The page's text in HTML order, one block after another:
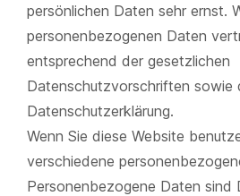
persönlichen Daten sehr ernst.
personenbezogenen Daten
entsprechend der gesetzlichen
Datenschutzvorschriften sowie
Datenschutzerklärung.
Wenn Sie diese Website
verschiedene
Personenbezogene Daten sind